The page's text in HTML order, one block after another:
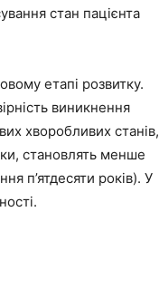
стан пацієнта
етапі розвитку.
виникнення
хворобливих станів,
становлять менше
п’ятдесяти років). У